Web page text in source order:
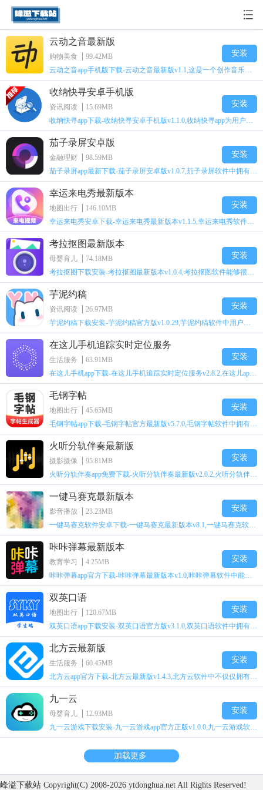
云动之音最新版
购物美食
99.42MB
云动之音app手机版下载-云动之音最新版v1.1,这是一个创作音乐的软件，可以提取音频，可以创作列表等等。这个软件非常的有趣，是黑色界面的，大量的功能在线，可以帮助很多用户调节吉
安装
收纳快寻安卓手机版
资讯阅读
15.69MB
收纳快寻app下载-收纳快寻安卓手机版v1.1.0,收纳快寻app为用户提供一一种日常生活的收纳规整记录app，让用户可以随时随地查询到自己曾经记录的物品所在位置，对于仓库整理，私人
安装
茄子录屏安卓版
金融理财
98.59MB
茄子录屏app最新下载-茄子录屏安卓版v1.0.7,茄子录屏软件中拥有超多不同的录屏工具等着用户进行使用，同时用户还能够根据自身需求快速选择，并且软件中的时间及画质的效果等用
安装
幸运来电秀最新版本
地图出行
146.10MB
幸运来电秀安卓下载-幸运来电秀最新版本v1.1.5,幸运来电秀软件中用户能够直接设置各种不同的铃声以及视频到自己手机里面，同时软件中还拥有超多大量的铃声等着用户进行选择，并
安装
考拉抠图最新版本
母婴育儿
74.18MB
考拉抠图下载安装-考拉抠图最新版本v1.0.4,考拉抠图软件能够很好的帮助用户抠出照片当中人物或者是其它不同的素材，同时还将会超多不同的滤镜特效等着用户进行使用，软件还能够
安装
芋泥约稿
资讯阅读
26.97MB
芋泥约稿下载安装-芋泥约稿官方版v1.0.29,芋泥约稿软件中用户能够一键发布自己约稿的相关需求，比如头像、立绘、手抄报以及修图等多种不同的类型等着用户进行选择，同时软件中
安装
在这儿手机追踪实时定位服务
生活服务
63.91MB
在这儿手机app下载-在这儿手机追踪实时定位服务v2.8.2,在这儿app用户可以准确实时的监控到自己的观察对象，可以掌握其当天的运动路线，对于，幼儿，老人来说这类人群的走失几率就会
安装
毛钢字帖
地图出行
45.65MB
毛钢字帖app下载-毛钢字帖官方最新版v5.7.0,毛钢字帖软件中拥有毛笔或者是钢笔的字帖，同时还拥有多种不同的书法家的字体，用户还能够自主的选择田字格、米字格、方格以及回字
安装
火听分轨伴奏最新版
摄影摄像
95.81MB
火听分轨伴奏app免费下载-火听分轨伴奏最新版v2.0.2,火听分轨伴奏软件中拥有超多不同的功能等着用户进行使用，同时软件还能很好的帮用户对音频进行相关的处理、音轨分离等，保
安装
一键马赛克最新版本
影音播放
23.23MB
一键马赛克软件安卓下载-一键马赛克最新版本v8.1,一键马赛克软件中拥有超多能够随时帮用户进行人脸马赛克工具，同时还能够自动设置打码相关功能，只要视频上面漏脸，软件都可以快
安装
咔咔弹幕最新版本
教育学习
4.25MB
咔咔弹幕app官方下载-咔咔弹幕最新版本v1.0,咔咔弹幕软件中能帮用户改变字体的效果、大小、颜色以及背景等等，并且用户还能随时拥有专属于自己的led显示屏，同时用户还能够自行
安装
双英口语
地图出行
120.67MB
双英口语app下载安装-双英口语官方版v3.1.0,双英口语软件中拥有专属的班级作业等着用户完成，同时用户还能够快速的掌握相应的知识进行提分，并且软件中还拥有相应积分的激励以
安装
北方云最新版
生活服务
60.45MB
北方云app官方下载-北方云最新版v1.4.3,北方云软件中不仅仅拥有各大不同频道的卫视进行呈现，还拥有电视、电影以及娱乐八卦等各种不同的资源等着用户进行选择，并且用户不仅能
安装
九一云
母婴育儿
12.93MB
九一云游戏下载安装-九一云游戏app官方正版v1.0.0,九一云游戏软件中除了拥有当下最热门的游戏资源外，还拥有超多的游戏福利、资讯、玩法以及攻略等着用户进行领取查看，并且用
安装
加载更多
峰溢下载站 Copyright(C) 2008-2026 ytdonghua.net All Rights Reserved!